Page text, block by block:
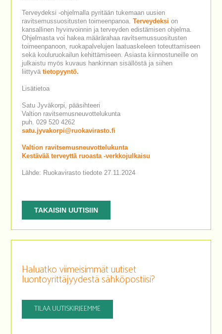
Terveydeksi -ohjelmalla pyritään tukemaan uusien
ravitsemussuositusten toimeenpanoa. Terveydeksi on
kansallinen hyvinvoinnin ja terveyden edistämisen ohjelma.
Ohjelmasta voi hakea määrärahaa ravitsemussuositusten
toimeenpanoon, ruokapalvelujen laatuaskeleen toteuttamiseen
sekä kouluruokailun kehittämiseen. Asiasta kiinnostuneille on
julkaistu myös kuvaus hankinnan sisällöstä ja siihen
liittyvätietopyyntö.
Lisätietoa
Satu Jyväkorpi, pääsihteeri
Valtion ravitsemusneuvottelukunta
puh. 029 520 4262
satu.jyvakorpi@ruokavirasto.fi
Valtion ravitsemusneuvottelukunta
Kestävää terveyttä ruoasta -verkkojulkaisu
Lähde: Ruokavirasto tiedote 27.11.2024
TAKAISIN UUTISIIN
Haluatko viimeisimmät uutiset
luontoyrittäjyydestä sähköpostiisi?
TILAA UUTISKIRJEEMME